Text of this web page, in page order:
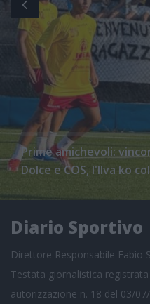
Prime amichevoli:
Dolce e COS, l'Ilva ko
Diario Sportivo
Direttore Responsabile Fabio
Testata giornalistica
autorizzazione n. 18 del 03/